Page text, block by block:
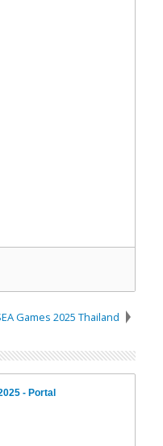
Games 2025 Thailand
- Portal